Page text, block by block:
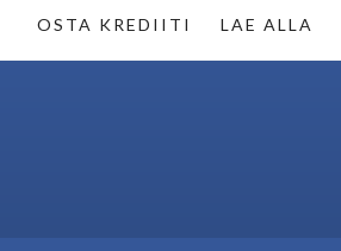
OSTA KREDIITI LAE ALLA